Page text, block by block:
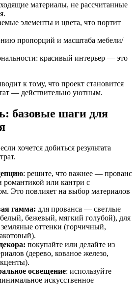
материалы, не рассчитанные
элементы и цвета, что портит
пропорций и масштаба мебели/
красивый интерьер — это
к тому, что проект становится
— действительно уютным.
базовые шаги для
хочется добиться результата
: решите, что важнее — прованс
романтикой или кантри с
Это повлияет на выбор материалов
гамма: для прованса — светлые
бежевый, мягкий голубой), для
оттенки (горчичный,
покупайте или делайте из
(дерево, кованое железо,
освещение: используйте
искусственное